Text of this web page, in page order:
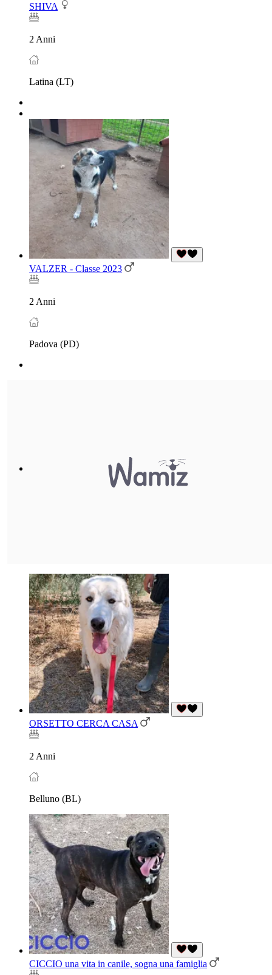
SHIVA
2 Anni
Latina (LT)
VALZER - Classe 2023
2 Anni
Padova (PD)
ORSETTO CERCA CASA
2 Anni
Belluno (BL)
CICCIO una vita in canile, sogna una famiglia